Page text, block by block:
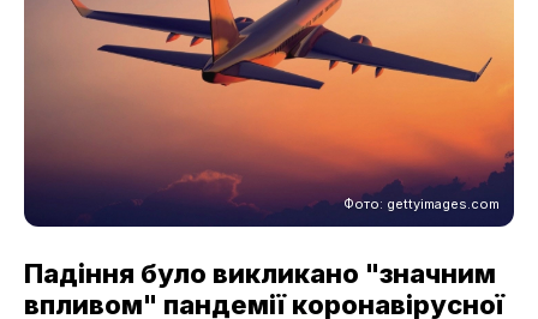
Фото: gettyimages.com
Падіння було викликано "значним
впливом" пандемії коронавірусної